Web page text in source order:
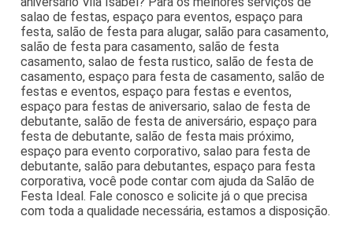
salao de festas, espaço para eventos, espaço para
festa, salão de festa para alugar, salão para casamento,
salão de festa para casamento, salão de festa
casamento, salao de festa rustico, salão de festa de
casamento, espaço para festa de casamento, salão de
festas e eventos, espaço para festas e eventos,
espaço para festas de aniversario, salao de festa de
debutante, salão de festa de aniversário, espaço para
festa de debutante, salão de festa mais próximo,
espaço para evento corporativo, salao para festa de
debutante, salão para debutantes, espaço para festa
corporativa, você pode contar com ajuda da Salão de
Festa Ideal. Fale conosco e solicite já o que precisa
com toda a qualidade necessária, estamos a disposição.